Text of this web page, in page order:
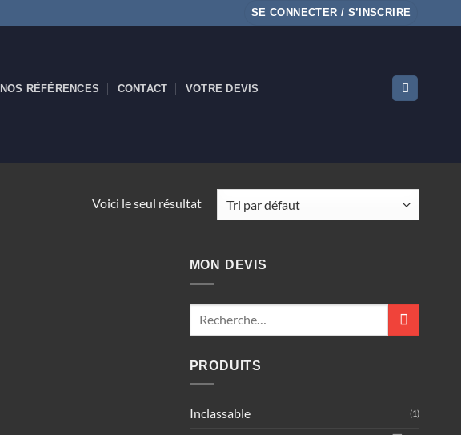
SE CONNECTER / S’INSCRIRE
NOS RÉFÉRENCES CONTACT VOTRE DEVIS
Voici le seul résultat
MON DEVIS
PRODUITS
Inclassable (1)